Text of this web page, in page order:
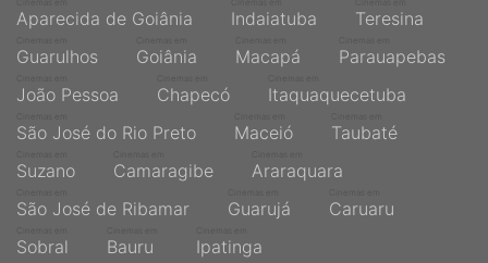
Aparecida de Goiânia Indaiatuba Teresina
Guarulhos Goiânia Macapá Parauapebas
João Pessoa Chapecó Itaquaquecetuba
São José do Rio Preto Maceió Taubaté
Suzano Camaragibe Araraquara
São José de Ribamar Guarujá Caruaru
Sobral Bauru Ipatinga